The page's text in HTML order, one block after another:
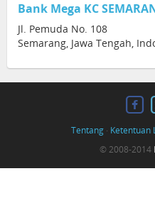
Bank Mega KC
Jl. Pemuda No. 108
Semarang, Jawa Tengah,
Tentang· Ketentuan
© 2008-2014